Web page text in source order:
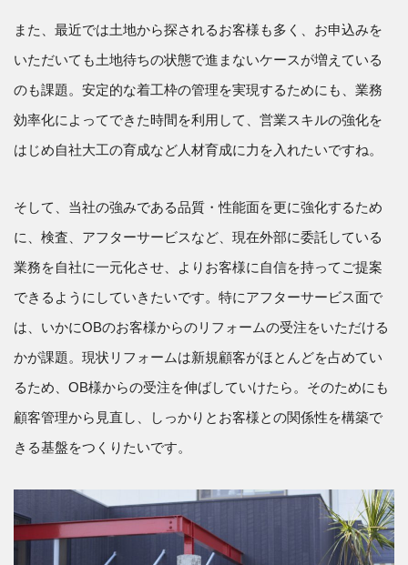
また、最近では土地から探されるお客様も多く、お申込みを
いただいても土地待ちの状態で進まないケースが増えている
のも課題。安定的な着工枠の管理を実現するためにも、業務
効率化によってできた時間を利用して、営業スキルの強化を
はじめ自社大工の育成など人材育成に力を入れたいですね。
そして、当社の強みである品質・性能面を更に強化するため
に、検査、アフターサービスなど、現在外部に委託している
業務を自社に一元化させ、よりお客様に自信を持ってご提案
できるようにしていきたいです。特にアフターサービス面で
は、いかにOBのお客様からのリフォームの受注をいただける
かが課題。現状リフォームは新規顧客がほとんどを占めてい
るため、OB様からの受注を伸ばしていけたら。そのためにも
顧客管理から見直し、しっかりとお客様との関係性を構築で
きる基盤をつくりたいです。